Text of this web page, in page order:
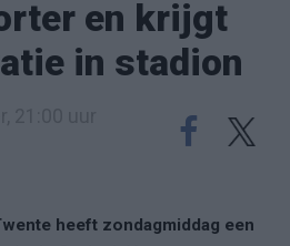
en krijgt
in stadion
heeft zondagmiddag een